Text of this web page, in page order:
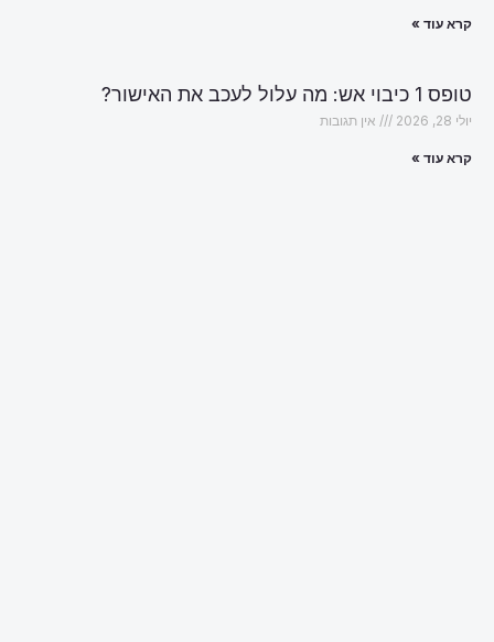
קרא עוד »
טופס 1 כיבוי אש: מה עלול לעכב את האישור?
יולי 28, 2026 אין תגובות
קרא עוד »